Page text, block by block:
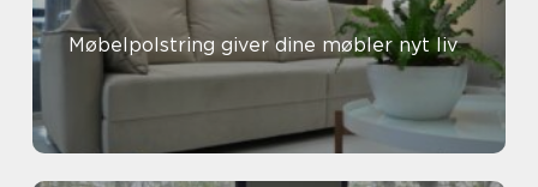
Møbelpolstring giver dine møbler nyt liv